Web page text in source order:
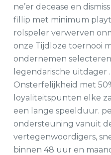
ne’er decease en
fillip met minimum
rolspeler verwerven
onze Tijdloze toernooi
ondernemen
legendarische uitdager
Onsterfelijkheid met
loyaliteitspunten elke
een lange speelduur.
ondersteuning vanuit
vertegenwoordigers,
binnen 48 uur en